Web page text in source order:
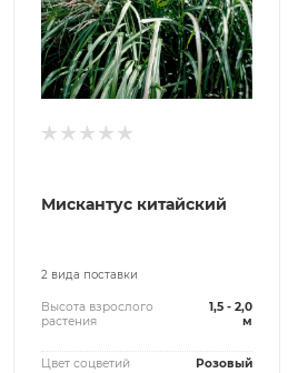
Мискантус китайский
2 вида поставки
Высота взрослого
растения
1,5 - 2,0
м
Цвет соцветий Розовый